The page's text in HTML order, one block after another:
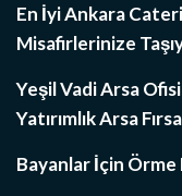
En İyi Ankara
Misafirlerinize
Yeşil Vadi Arsa
Yatırımlık Arsa
Bayanlar İçin